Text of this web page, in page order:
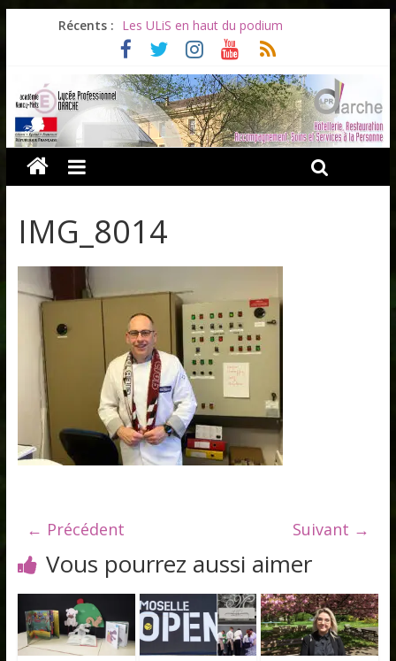
Récents : Les ULiS en haut du podium
Océane et la promotion du bénévolat
Bonnes vacances à tous !
Infos rentrée septembre 2026
Soirée d’adieux au Lycée Darche
IMG_8014
← Précédent Suivant →
Vous pourrez aussi aimer